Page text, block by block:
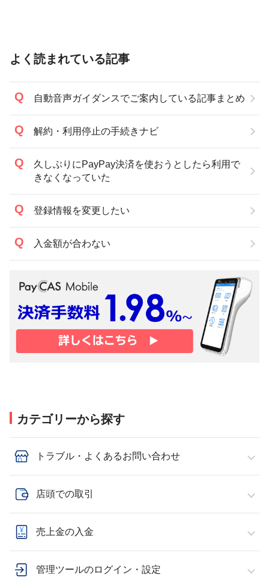
よく読まれている記事
自動音声ガイダンスでご案内している記事まとめ
解約・利用停止の手続きナビ
久しぶりにPayPay決済を使おうとしたら利用で
きなくなっていた
登録情報を変更したい
入金額が合わない
カテゴリーから探す
トラブル・よくあるお問い合わせ
店頭での取引
売上金の入金
管理ツールのログイン・設定